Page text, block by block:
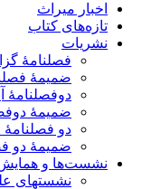
اخبار میراث
تازه‌های کتاب
نشریات
فصلنامۀ
ضمیمۀ
دوفصلنامۀ
ضمیمۀ
دو فصلنامۀ
ضمیمۀ دو
نشست‌ها و
نشستهای